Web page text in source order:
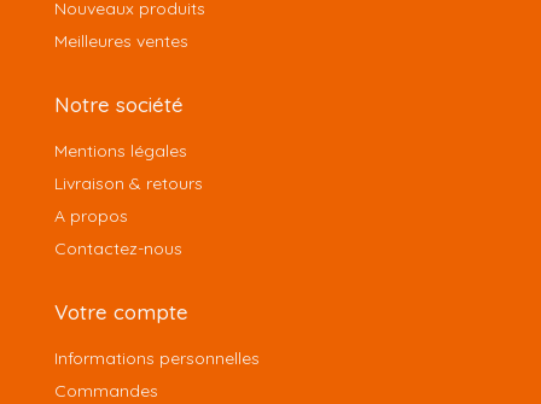
Nouveaux produits
Meilleures ventes
Notre société
Mentions légales
Livraison & retours
A propos
Contactez-nous
Votre compte
Informations personnelles
Commandes